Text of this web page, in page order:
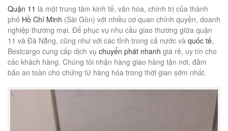
Quận 11 là một trung tâm kinh tế, văn hóa, chính trị của thành
phố Hồ Chí Minh (Sài Gòn) với nhiều cơ quan chính quyền, doanh
nghiệp thương mại. Để phục vụ nhu cầu giao thương giữa quận
11 và Đà Nẵng, cũng như với các tỉnh trong cả nước và quốc tế,
Bestcargo cung cấp dịch vụ chuyển phát nhanh giá rẻ, uy tín cho
các khách hàng. Chúng tôi nhận hàng giao hàng tận nơi, đảm
bảo an toàn cho chứng từ hàng hóa trong thời gian sớm nhất.